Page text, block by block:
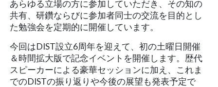
あらゆる立場の方に参加していただき、その知の
共有、研鑽ならびに参加者同士の交流を目的とし
た勉強会を定期的に開催しています。
今回はDIST設立6周年を迎えて、初の土曜日開催
＆時間拡大版で記念イベントを開催します。歴代
スピーカーによる豪華セッションに加え、これま
でのDISTの振り返りや今後の展望も発表予定で